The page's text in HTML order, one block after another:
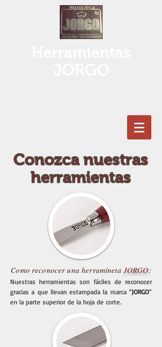
Conozca nuestras
herramientas
Como reconocer una herramineta JORGO:
Nuestras herramientas son fáciles de reconocer
gracias a que llevan estampada la marca “JORGO”
en la parte superior de la hoja de corte.